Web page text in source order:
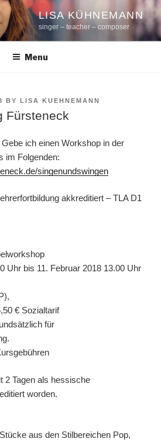
LISA KÜHNEMANN
singer – teacher – composer
Menu
BY LISA KUEHNEMANN
Fürsteneck
ich einen Workshop in der
im Folgenden:
singenundswingen
akkreditiert – TLA D1
Uhr bis 11. Februar 2018 13.00 Uhr
€ Sozialtarif
für
2 Tagen als hessische
worden.
aus den Stilbereichen Pop,